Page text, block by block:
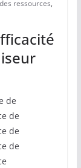
ressources,
de
de
de
de